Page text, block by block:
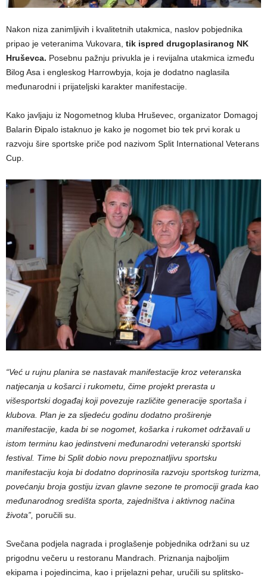
Nakon niza zanimljivih i kvalitetnih utakmica, naslov pobjednika
pripao je veteranima Vukovara, tik ispred drugoplasiranog NK
Hruševca. Posebnu pažnju privukla je i revijalna utakmica između
Bilog Asa i engleskog Harrowbyja, koja je dodatno naglasila
međunarodni i prijateljski karakter manifestacije.
Kako javljaju iz Nogometnog kluba Hruševec, organizator Domagoj
Balarin Đipalo istaknuo je kako je nogomet bio tek prvi korak u
razvoju šire sportske priče pod nazivom Split International Veterans
Cup.
“Već u rujnu planira se nastavak manifestacije kroz veteranska
natjecanja u košarci i rukometu, čime projekt prerasta u
višesportski događaj koji povezuje različite generacije sportaša i
klubova. Plan je za sljedeću godinu dodatno proširenje
manifestacije, kada bi se nogomet, košarka i rukomet održavali u
istom terminu kao jedinstveni međunarodni veteranski sportski
festival. Time bi Split dobio novu prepoznatljivu sportsku
manifestaciju koja bi dodatno doprinosila razvoju sportskog turizma,
povećanju broja gostiju izvan glavne sezone te promociji grada kao
međunarodnog središta sporta, zajedništva i aktivnog načina
života”, poručili su.
Svečana podjela nagrada i proglašenje pobjednika održani su uz
prigodnu večeru u restoranu Mandrach. Priznanja najboljim
ekipama i pojedincima, kao i prijelazni pehar, uručili su splitsko-